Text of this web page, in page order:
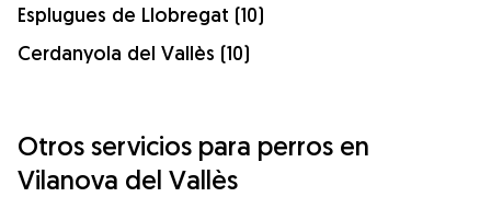
Esplugues de Llobregat (10)
Cerdanyola del Vallès (10)
Otros servicios para perros en
Vilanova del Vallès